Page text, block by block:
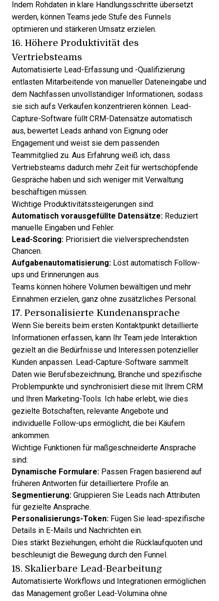
Indem Rohdaten in klare Handlungsschritte übersetzt
werden, können Teams jede Stufe des Funnels
optimieren und stärkeren Umsatz erzielen.
16. Höhere Produktivität des
Vertriebsteams
Automatisierte Lead-Erfassung und -Qualifizierung
entlasten Mitarbeitende von manueller Dateneingabe und
dem Nachfassen unvollständiger Informationen, sodass
sie sich aufs Verkaufen konzentrieren können. Lead-
Capture-Software füllt CRM-Datensätze automatisch
aus, bewertet Leads anhand von Eignung oder
Engagement und weist sie dem passenden
Teammitglied zu. Aus Erfahrung weiß ich, dass
Vertriebsteams dadurch mehr Zeit für wertschöpfende
Gespräche haben und sich weniger mit Verwaltung
beschäftigen müssen.
Wichtige Produktivitätssteigerungen sind:
Automatisch vorausgefüllte Datensätze: Reduziert
manuelle Eingaben und Fehler.
Lead-Scoring: Priorisiert die vielversprechendsten
Chancen.
Aufgabenautomatisierung: Löst automatisch Follow-
ups und Erinnerungen aus.
Teams können höhere Volumen bewältigen und mehr
Einnahmen erzielen, ganz ohne zusätzliches Personal.
17. Personalisierte Kundenansprache
Wenn Sie bereits beim ersten Kontaktpunkt detaillierte
Informationen erfassen, kann Ihr Team jede Interaktion
gezielt an die Bedürfnisse und Interessen potenzieller
Kunden anpassen. Lead-Capture-Software sammelt
Daten wie Berufsbezeichnung, Branche und spezifische
Problempunkte und synchronisiert diese mit Ihrem CRM
und Ihren Marketing-Tools. Ich habe erlebt, wie dies
gezielte Botschaften, relevante Angebote und
individuelle Follow-ups ermöglicht, die bei Käufern
ankommen.
Wichtige Funktionen für maßgeschneiderte Ansprache
sind:
Dynamische Formulare: Passen Fragen basierend auf
früheren Antworten für detailliertere Profile an.
Segmentierung: Gruppieren Sie Leads nach Attributen
für gezielte Ansprache.
Personalisierungs-Token: Fügen Sie lead-spezifische
Details in E-Mails und Nachrichten ein.
Dies stärkt Beziehungen, erhöht die Rücklaufquoten und
beschleunigt die Bewegung durch den Funnel.
18. Skalierbare Lead-Bearbeitung
Automatisierte Workflows und Integrationen ermöglichen
das Management großer Lead-Volumina ohne